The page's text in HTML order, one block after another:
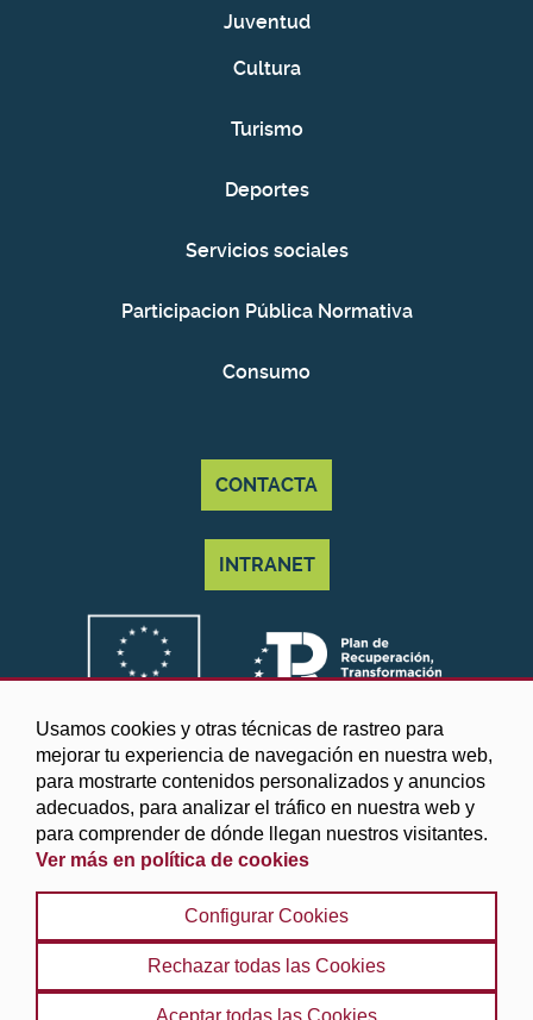
Usamos cookies y otras técnicas de rastreo para
mejorar tu experiencia de navegación en nuestra web,
para mostrarte contenidos personalizados y anuncios
adecuados, para analizar el tráfico en nuestra web y
para comprender de dónde llegan nuestros visitantes.
Ver más en política de cookies
Configurar Cookies
Rechazar todas las Cookies
Aceptar todas las Cookies
Juventud
Cultura
Turismo
Deportes
Servicios sociales
Participacion Pública Normativa
Consumo
CONTACTA
INTRANET
©2025 Diputación de Granada
Aviso legal y Política de privacidad | Política de cookies
Protección de datos | Accesibilidad | Búsqueda |
Mapa web